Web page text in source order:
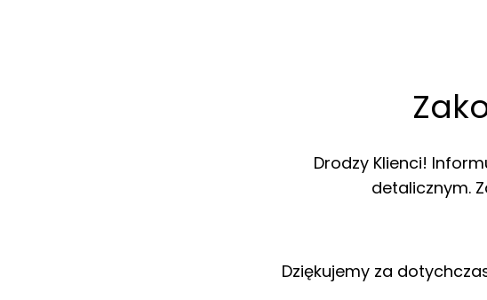
Drodzy Klienci!
detalicznym.
Dziękujemy za